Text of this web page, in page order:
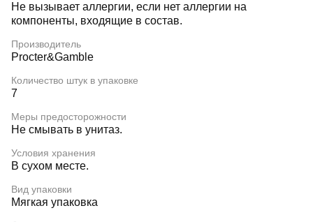
Не вызывает аллергии, если нет аллергии на
компоненты, входящие в состав.
Производитель
Procter&Gamble
Количество штук в упаковке
7
Меры предосторожности
Не смывать в унитаз.
Условия хранения
В сухом месте.
Вид упаковки
Мягкая упаковка